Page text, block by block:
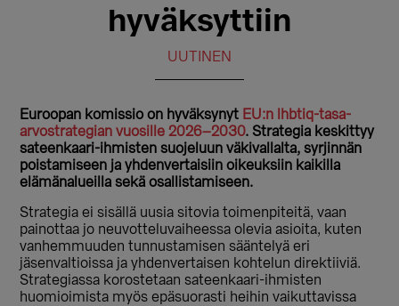
hyväksyttiin
UUTINEN
Euroopan komissio on hyväksynyt EU:n lhbtiq-tasa-
arvostrategian vuosille 2026–2030. Strategia keskittyy
sateenkaari-ihmisten suojeluun väkivallalta, syrjinnän
poistamiseen ja yhdenvertaisiin oikeuksiin kaikilla
elämänalueilla sekä osallistamiseen.
Strategia ei sisällä uusia sitovia toimenpiteitä, vaan
painottaa jo neuvotteluvaiheessa olevia asioita, kuten
vanhemmuuden tunnustamisen sääntelyä eri
jäsenvaltioissa ja yhdenvertaisen kohtelun direktiiviä.
Strategiassa korostetaan sateenkaari-ihmisten
huomioimista myös epäsuorasti heihin vaikuttavissa